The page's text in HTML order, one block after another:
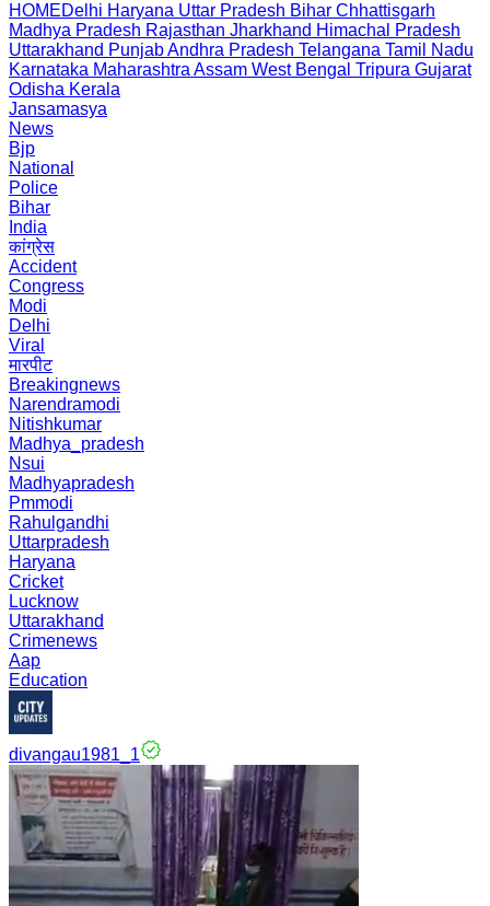
HOMEDelhi Haryana Uttar Pradesh Bihar Chhattisgarh
Madhya Pradesh Rajasthan Jharkhand Himachal Pradesh
Uttarakhand PunjabAndhra Pradesh Telangana Tamil Nadu
Karnataka Maharashtra Assam West Bengal Tripura Gujarat
Odisha Kerala
Jansamasya
News
Bjp
National
Police
Bihar
India
कांग्रेस
Accident
Congress
Modi
Delhi
Viral
मारपीट
Breakingnews
Narendramodi
Nitishkumar
Madhya_pradesh
Nsui
Madhyapradesh
Pmmodi
Rahulgandhi
Uttarpradesh
Haryana
Cricket
Lucknow
Uttarakhand
Crimenews
Aap
Education
divangau1981_1